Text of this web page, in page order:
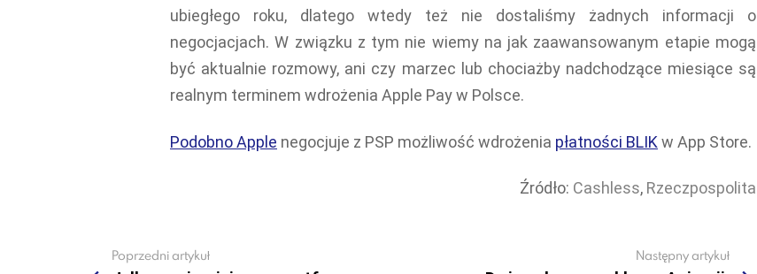
ubiegłego roku, dlatego wtedy też nie dostaliśmy żadnych informacji o
negocjacjach. W związku z tym nie wiemy na jak zaawansowanym etapie mogą
być aktualnie rozmowy, ani czy marzec lub chociażby nadchodzące miesiące są
realnym terminem wdrożenia Apple Pay w Polsce.
Podobno Apple negocjuje z PSP możliwość wdrożenia płatności BLIK w App Store.
Źródło: Cashless, Rzeczpospolita
Poprzedni artykuł Następny artykuł